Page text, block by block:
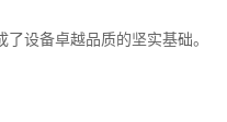
设备卓越品质的坚实基础。